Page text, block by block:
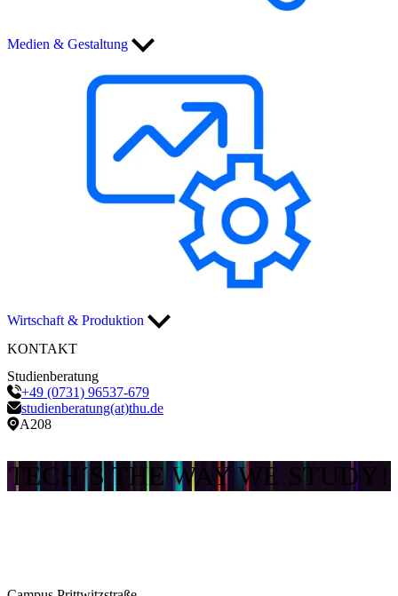
Medien & Gestaltung
Wirtschaft & Produktion
KONTAKT
Studienberatung
+49 (0731) 96537-679
studienberatung(at)thu.de
A208
TECH´S THE WAY WE STUDY!